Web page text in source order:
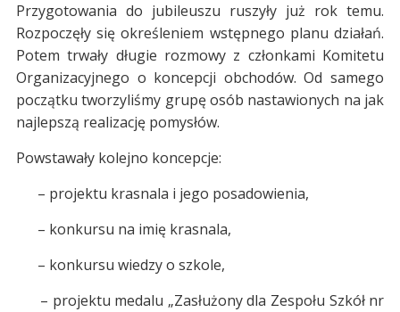
Przygotowania do jubileuszu ruszyły już rok temu.
Rozpoczęły się określeniem wstępnego planu działań.
Potem trwały długie rozmowy z członkami Komitetu
Organizacyjnego o koncepcji obchodów. Od samego
początku tworzyliśmy grupę osób nastawionych na jak
najlepszą realizację pomysłów.
Powstawały kolejno koncepcje:
– projektu krasnala i jego posadowienia,
– konkursu na imię krasnala,
– konkursu wiedzy o szkole,
– projektu medalu „Zasłużony dla Zespołu Szkół nr